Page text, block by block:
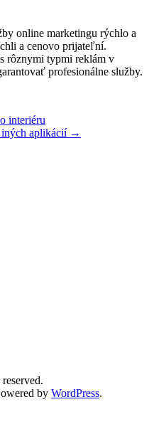
online marketingu rýchlo a
a cenovo prijateľní.
rôznymi typmi reklám v
profesionálne služby.
interiéru
iných aplikácií →
by WordPress.